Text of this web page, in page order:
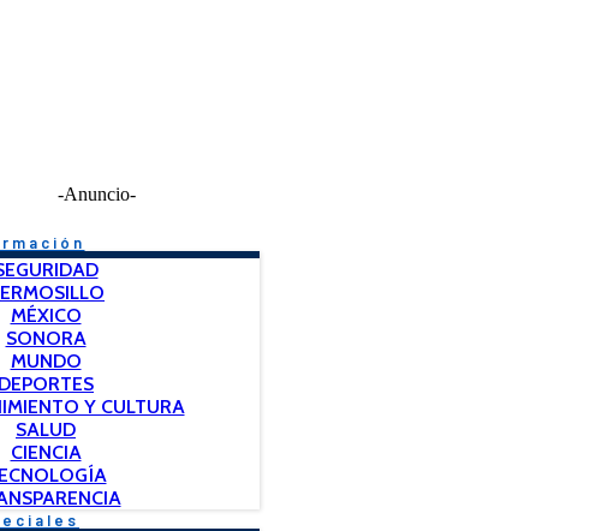
-Anuncio-
MÉXICO
SONORA
MUNDO
DEPORTES
Y CULTURA
SALUD
CIENCIA